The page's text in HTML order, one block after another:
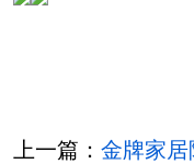
上一篇： 金牌家